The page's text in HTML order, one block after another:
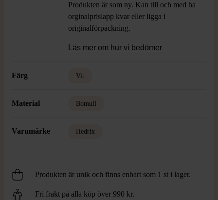
Produkten är som ny. Kan till och med ha
orginalprislapp kvar eller ligga i
originalförpackning.
Läs mer om hur vi bedömer
Färg Vit
Material Bomull
Varumärke Hedrix
Produkten är unik och finns enbart som 1 st i lager.
Fri frakt på alla köp över 990 kr.